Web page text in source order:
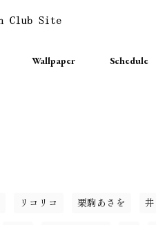
Wallpaper Schedule
リコリコ 栗駒あさを